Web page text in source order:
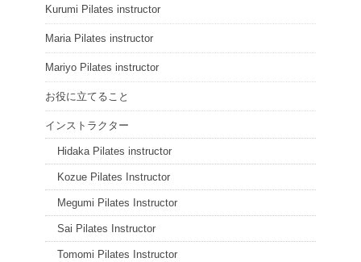
Kurumi Pilates instructor
Maria Pilates instructor
Mariyo Pilates instructor
お役に立てること
インストラクター
Hidaka Pilates instructor
Kozue Pilates Instructor
Megumi Pilates Instructor
Sai Pilates Instructor
Tomomi Pilates Instructor